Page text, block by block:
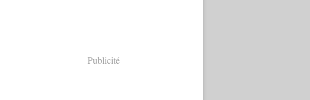
Publicité